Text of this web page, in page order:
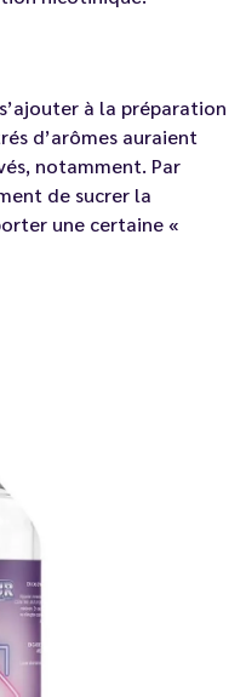
à la préparation
d’arômes auraient
notamment. Par
de sucrer la
une certaine «